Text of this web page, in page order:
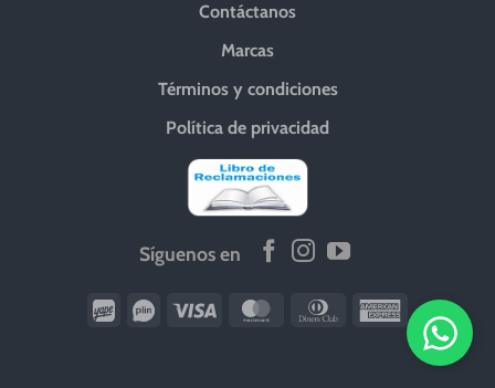
Contáctanos
Marcas
Términos y condiciones
Política de privacidad
Síguenos en
Wirecard
Vipps Visa MasterCardDinners
American
Express